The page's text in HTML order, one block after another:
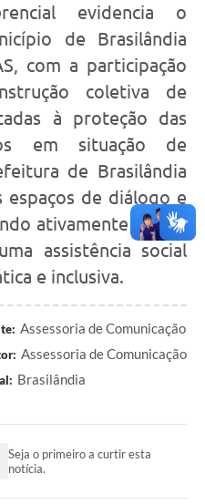
evidencia o
de Brasilândia
com a participação
coletiva de
à proteção das
em situação de
de Brasilândia
de diálogo e
ativamente para o
assistência social
e inclusiva.
Assessoria de Comunicação
Assessoria de Comunicação
Brasilândia
Seja o primeiro a curtir esta
notícia.